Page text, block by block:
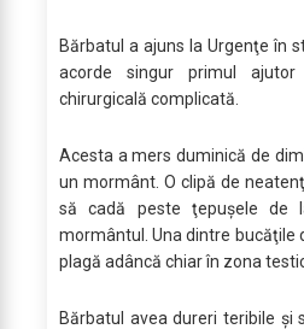
Bărbatul a ajuns la Urgenţe în
acorde singur primul
chirurgicală complicată.
Acesta a mers duminică de
un mormânt. O clipă de
să cadă peste ţepuşele de
mormântul. Una dintre bucăţile
plagă adâncă chiar în zona
Bărbatul avea dureri teribile şi